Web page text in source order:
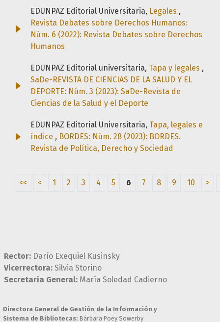
EDUNPAZ Editorial Universitaria, Legales ,
Revista Debates sobre Derechos Humanos:
Núm. 6 (2022): Revista Debates sobre Derechos
Humanos
EDUNPAZ Editorial universitaria, Tapa y legales ,
SaDe-REVISTA DE CIENCIAS DE LA SALUD Y EL
DEPORTE: Núm. 3 (2023): SaDe-Revista de
Ciencias de la Salud y el Deporte
EDUNPAZ Editorial Universitaria, Tapa, legales e
índice , BORDES: Núm. 28 (2023): BORDES.
Revista de Política, Derecho y Sociedad
<< < 1 2 3 4 5 6 7 8 9 10 >
Rector: Darío Exequiel Kusinsky
Vicerrectora: Silvia Storino
Secretaria General: María Soledad Cadierno
Directora General de Gestión de la Información y
Sistema de Bibliotecas: Bárbara Poey Sowerby